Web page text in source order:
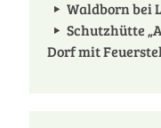
Waldborn bei
Schutzhütte
Dorf mit